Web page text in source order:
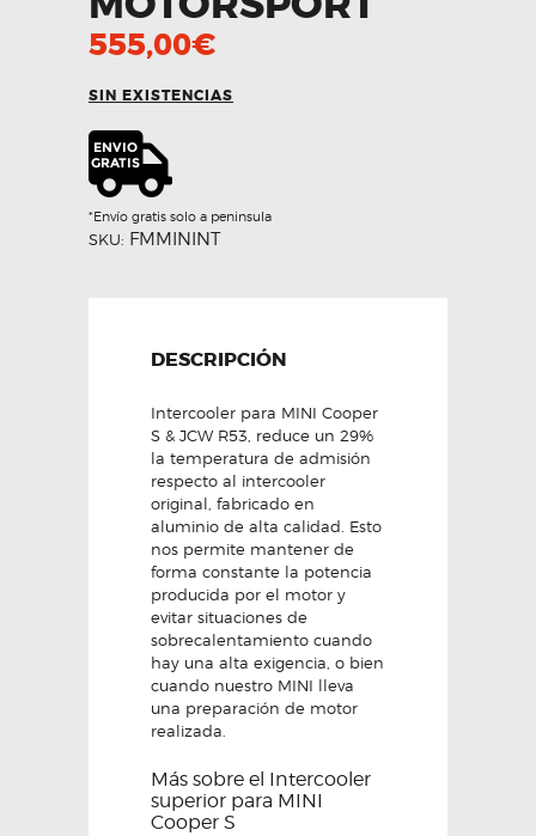
555,00€
SIN EXISTENCIAS
*Envío gratis solo a peninsula
SKU: FMMININT
DESCRIPCIÓN
Intercooler para MINI Cooper
S & JCW R53, reduce un 29%
la temperatura de admisión
respecto al intercooler
original, fabricado en
aluminio de alta calidad. Esto
nos permite mantener de
forma constante la potencia
producida por el motor y
evitar situaciones de
sobrecalentamiento cuando
hay una alta exigencia, o bien
cuando nuestro MINI lleva
una preparación de motor
realizada.
Más sobre el Intercooler
superior para MINI
Cooper S